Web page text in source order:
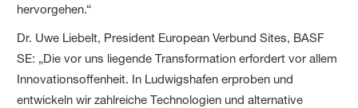
hervorgehen.“
Dr. Uwe Liebelt, President European Verbund Sites, BASF
SE: „Die vor uns liegende Transformation erfordert vor allem
Innovationsoffenheit. In Ludwigshafen erproben und
entwickeln wir zahlreiche Technologien und alternative